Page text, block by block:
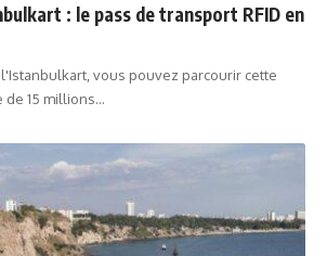
: le pass de transport RFID en
vous pouvez parcourir cette
de 15 millions…